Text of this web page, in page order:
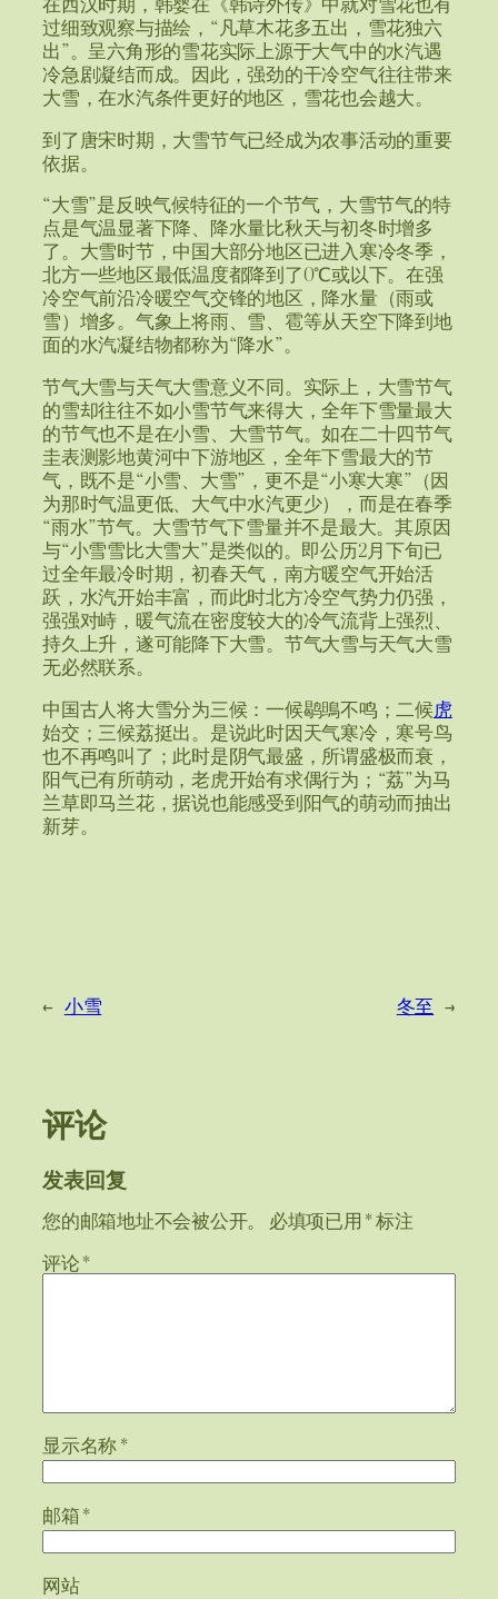
过细致观察与描绘，“凡草木花多五出，雪花独六
出”。呈六角形的雪花实际上源于大气中的水汽遇
冷急剧凝结而成。因此，强劲的干冷空气往往带来
大雪，在水汽条件更好的地区，雪花也会越大。
到了唐宋时期，大雪节气已经成为农事活动的重要
依据。
“大雪”是反映气候特征的一个节气，大雪节气的特
点是气温显著下降、降水量比秋天与初冬时增多
了。大雪时节，中国大部分地区已进入寒冷冬季，
北方一些地区最低温度都降到了0℃或以下。在强
冷空气前沿冷暖空气交锋的地区，降水量（雨或
雪）增多。气象上将雨、雪、雹等从天空下降到地
面的水汽凝结物都称为“降水”。
节气大雪与天气大雪意义不同。实际上，大雪节气
的雪却往往不如小雪节气来得大，全年下雪量最大
的节气也不是在小雪、大雪节气。如在二十四节气
圭表测影地黄河中下游地区，全年下雪最大的节
气，既不是“小雪、大雪”，更不是“小寒大寒”（因
为那时气温更低、大气中水汽更少），而是在春季
“雨水”节气。大雪节气下雪量并不是最大。其原因
与“小雪雪比大雪大”是类似的。即公历2月下旬已
过全年最冷时期，初春天气，南方暖空气开始活
跃，水汽开始丰富，而此时北方冷空气势力仍强，
强强对峙，暖气流在密度较大的冷气流背上强烈、
持久上升，遂可能降下大雪。节气大雪与天气大雪
无必然联系。
中国古人将大雪分为三候：一候鹖鴠不鸣；二候虎
始交；三候荔挺出。是说此时因天气寒冷，寒号鸟
也不再鸣叫了；此时是阴气最盛，所谓盛极而衰，
阳气已有所萌动，老虎开始有求偶行为；“荔”为马
兰草即马兰花，据说也能感受到阳气的萌动而抽出
新芽。
← 小雪 冬至 →
评论
发表回复
您的邮箱地址不会被公开。 必填项已用 *标注
评论*
显示名称*
邮箱*
网站